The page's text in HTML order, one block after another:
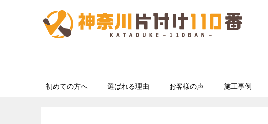
初めての方へ 選ばれる理由 お客様の声 施工事例